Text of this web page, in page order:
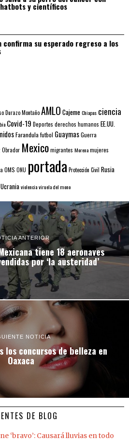
y científicos
confirma su esperado regreso a los
Durazo MontañoAMLO CajemeChiapas ciencia
Covid-19 Deportes derechos humanos EE.UU.
Farandulafutbol GuaymasGuerra
Obrador Mexicomigrantes Morenamujeres
OMS ONU portada Protección Civil Rusia
Ucraniaviolenciaviruela del mono
ANTERIOR
tiene 18 aeronaves
por ‘la austeridad’
NOTICIA
los concursos de belleza en
Oaxaca
DE BLOG